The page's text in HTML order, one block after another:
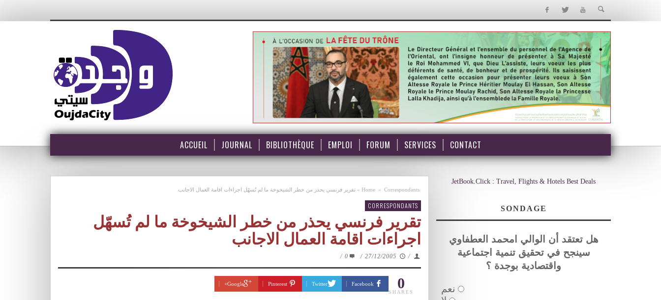
ACCUEIL JOURNAL BIBLIOTHÈQUE EMPLOI FORUM SERVICES CONTACT
Home » Correspondants
» تقرير فرنسي يحذر من خطر الشيخوخة ما لم تُسهّل اجراءات اقامة العمال الاجانب
CORRESPONDANTS
تقرير فرنسي يحذر من خطر الشيخوخة ما لم تُسهّل
اجراءات اقامة العمال الاجانب
/
27/12/2005
/
0
/
0
SHARES
Facebook
Twitter
Pinterest
Google+
JetBook.Click : Travel, Flights & Hotels Best Deals
SONDAGE
هل تعتقد أن الوالي امحمد العطفاوي
سينجح في تحقيق تنمية اجتماعية
واقتصادية بوجدة ؟
نعم